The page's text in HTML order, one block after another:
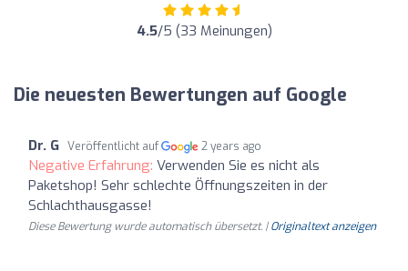
4.5/5 (33 Meinungen)
Die neuesten Bewertungen auf Google
Dr. G Veröffentlicht auf 2 years ago
Negative Erfahrung: Verwenden Sie es nicht als
Paketshop! Sehr schlechte Öffnungszeiten in der
Schlachthausgasse!
Diese Bewertung wurde automatisch übersetzt. |Originaltext anzeigen